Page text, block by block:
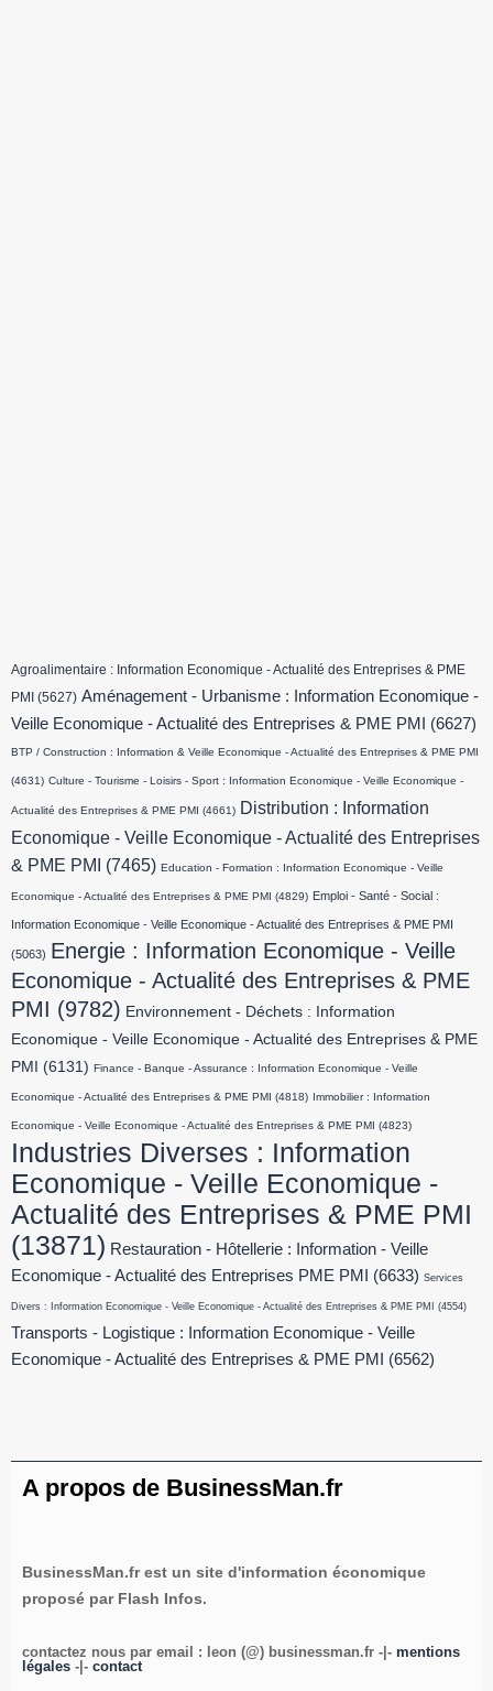
Agroalimentaire : Information Economique - Actualité des Entreprises & PME
PMI (5627) Aménagement - Urbanisme : Information Economique -
Veille Economique - Actualité des Entreprises & PME PMI
(6627)
BTP / Construction : Information & Veille Economique - Actualité des Entreprises & PME PMI
(4631) Culture - Tourisme - Loisirs - Sport : Information Economique - Veille Economique -
Actualité des Entreprises & PME PMI (4661) Distribution : Information
Economique - Veille Economique - Actualité des Entreprises
& PME PMI
(7465) Education - Formation : Information Economique - Veille
Economique - Actualité des Entreprises & PME PMI (4829) Emploi - Santé - Social :
Information Economique - Veille Economique - Actualité des Entreprises & PME PMI
(5063) Energie : Information Economique - Veille
Economique - Actualité des Entreprises & PME
PMI (9782) Environnement - Déchets : Information
Economique - Veille Economique - Actualité des Entreprises & PME
PMI
(6131) Finance - Banque - Assurance : Information Economique - Veille
Economique - Actualité des Entreprises & PME PMI (4818) Immobilier : Information
Economique - Veille Economique - Actualité des Entreprises & PME PMI (4823)
Industries Diverses : Information
Economique - Veille Economique -
Actualité des Entreprises & PME PMI
(13871) Restauration - Hôtellerie : Information - Veille
Economique - Actualité des Entreprises PME PMI
(6633) Services
Divers : Information Economique - Veille Economique - Actualité des Entreprises & PME PMI (4554)
Transports - Logistique : Information Economique - Veille
Economique - Actualité des Entreprises & PME PMI
(6562)
A propos de BusinessMan.fr
BusinessMan.fr est un site d'information économique
proposé par Flash Infos.
contactez nous par email : leon (@) businessman.fr -|- mentions
légales -|- contact